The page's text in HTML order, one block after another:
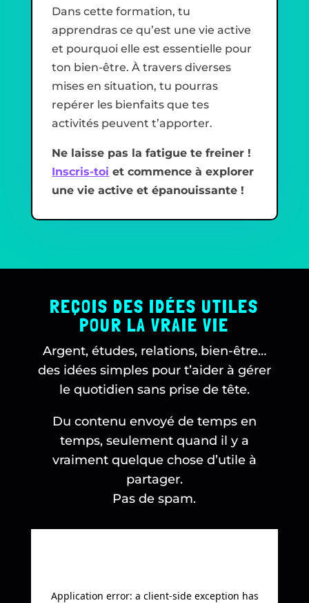
Dans cette formation, tu
apprendras ce qu’est une vie active
et pourquoi elle est essentielle pour
ton bien-être. À travers diverses
mises en situation, tu pourras
repérer les bienfaits que tes
activités peuvent t’apporter.
Ne laisse pas la fatigue te freiner !
Inscris-toi et commence à explorer
une vie active et épanouissante !
REÇOIS DES IDÉES UTILES
POUR LA VRAIE VIE
Argent, études, relations, bien-être…
des idées simples pour t’aider à gérer
le quotidien sans prise de tête.
Du contenu envoyé de temps en
temps, seulement quand il y a
vraiment quelque chose d’utile à
partager.
Pas de spam.